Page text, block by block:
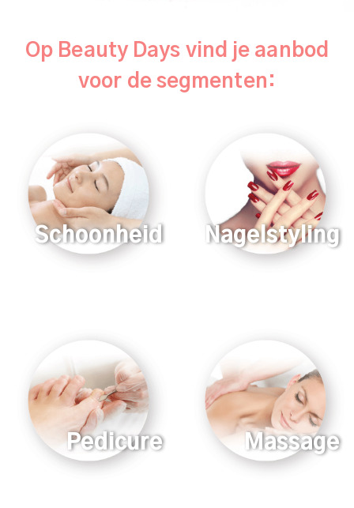
Op Beauty Days vind je aanbod
voor de segmenten:
Schoonheid Nagelstyling
Pedicure Massage